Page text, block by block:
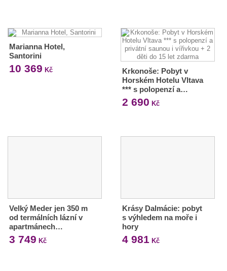
Marianna Hotel,
Santorini
10 369 Kč
Krkonoše: Pobyt v
Horském Hotelu Vltava
*** s polopenzí a…
2 690 Kč
Velký Meder jen 350 m
od termálních lázní v
apartmánech…
3 749 Kč
Krásy Dalmácie: pobyt
s výhledem na moře i
hory
4 981 Kč